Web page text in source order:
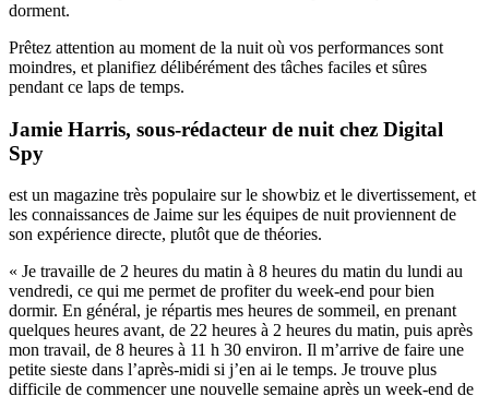
dorment.
Prêtez attention au moment de la nuit où vos performances sont
moindres, et planifiez délibérément des tâches faciles et sûres
pendant ce laps de temps.
Jamie Harris, sous-rédacteur de nuit chez Digital
Spy
est un magazine très populaire sur le showbiz et le divertissement, et
les connaissances de Jaime sur les équipes de nuit proviennent de
son expérience directe, plutôt que de théories.
« Je travaille de 2 heures du matin à 8 heures du matin du lundi au
vendredi, ce qui me permet de profiter du week-end pour bien
dormir. En général, je répartis mes heures de sommeil, en prenant
quelques heures avant, de 22 heures à 2 heures du matin, puis après
mon travail, de 8 heures à 11 h 30 environ. Il m’arrive de faire une
petite sieste dans l’après-midi si j’en ai le temps. Je trouve plus
difficile de commencer une nouvelle semaine après un week-end de